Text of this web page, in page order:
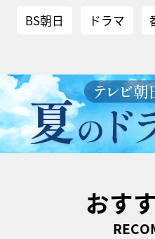
BS朝日 ドラマ
おす